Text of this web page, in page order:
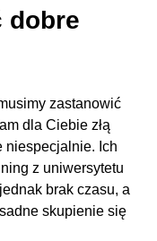
dobre
zastanowić
dla Ciebie złą
niespecjalnie. Ich
z uniwersytetu
brak czasu, a
skupienie się